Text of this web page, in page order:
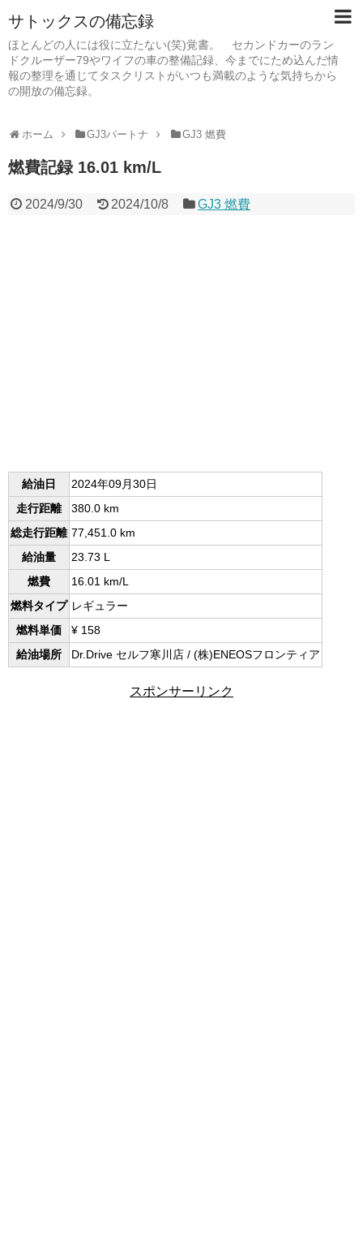
サトックスの備忘録
ほとんどの人には役に立たない(笑)覚書。 セカンドカーのラン
ドクルーザー79やワイフの車の整備記録、今までにため込んだ情
報の整理を通じてタスクリストがいつも満載のような気持ちから
の開放の備忘録。
ホーム GJ3パートナ GJ3 燃費
燃費記録 16.01 km/L
2024/9/30 2024/10/8 GJ3 燃費
給油日
2024年09月30日
走行距離
380.0 km
総走行距離 77,451.0 km
給油量
23.73 L
燃費
16.01 km/L
燃料タイプ レギュラー
燃料単価
¥ 158
給油場所
Dr.Drive セルフ寒川店 / (株)ENEOSフロンティア
スポンサーリンク